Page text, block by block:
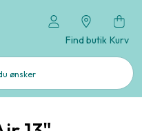
Find butik Kurv